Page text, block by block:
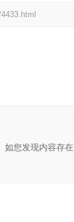
如您发现内容存在